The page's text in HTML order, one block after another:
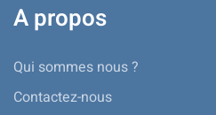
A propos
Qui sommes nous ?
Contactez-nous